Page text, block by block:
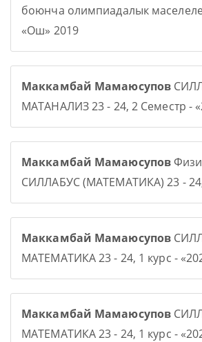
боюнча олимпиадалык
«Ош» 2019
Маккамбай Мамаюсупов
МАТАНАЛИЗ 23 - 24, 2 Семестр -
Маккамбай Мамаюсупов
СИЛЛАБУС (МАТЕМАТИКА) 23 - 24,
Маккамбай Мамаюсупов
МАТЕМАТИКА 23 - 24, 1 курс -
Маккамбай Мамаюсупов
МАТЕМАТИКА 23 - 24, 1 курс -